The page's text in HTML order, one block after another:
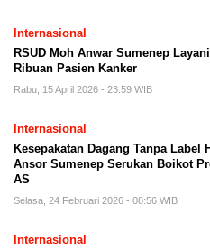
Internasional
RSUD Moh Anwar Sumenep
Ribuan Pasien Kanker
Rabu, 15 April 2026 - 23:59 WIB
Internasional
Kesepakatan Dagang Tanpa Label
Ansor Sumenep Serukan Boikot
AS
Selasa, 24 Februari 2026 - 08:56 WIB
Internasional